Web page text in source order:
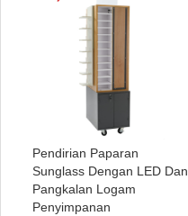
Pendirian Paparan
Sunglass Dengan LED Dan
Pangkalan Logam
Penyimpanan